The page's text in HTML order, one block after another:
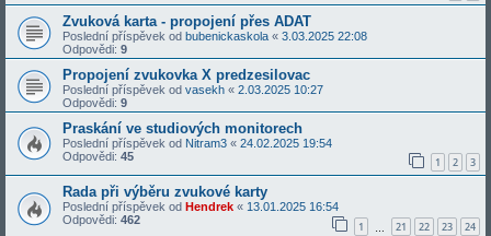
Zvuková karta - propojení přes ADAT
Poslední příspěvek od bubenickaskola « 3.03.2025 22:08
Odpovědi: 9
Propojení zvukovka X predzesilovac
Poslední příspěvek od vasekh « 2.03.2025 10:27
Odpovědi: 9
Praskání ve studiových monitorech
Poslední příspěvek od Nitram3 « 24.02.2025 19:54
Odpovědi: 45 1 2 3
Rada při výběru zvukové karty
Poslední příspěvek od Hendrek « 13.01.2025 16:54
Odpovědi: 462 1 21 22 23 24